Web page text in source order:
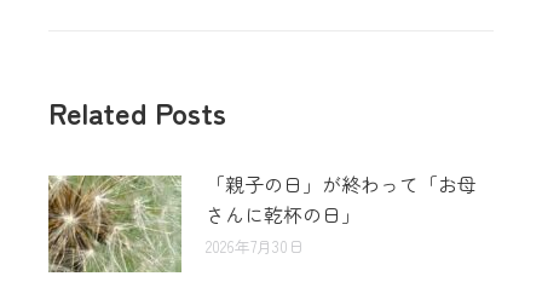
Related Posts
「親子の日」が終わって「お母
さんに乾杯の日」
2026年7月30日